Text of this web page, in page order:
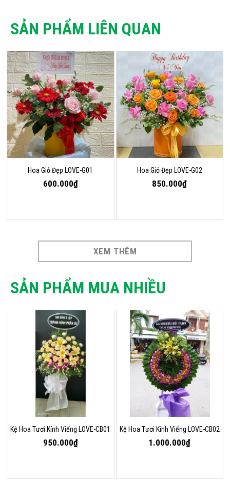
SẢN PHẨM LIÊN QUAN
Hoa Giỏ Đẹp LOVE-G01
600.000₫
Hoa Giỏ Đẹp LOVE-G02
850.000₫
XEM THÊM
SẢN PHẨM MUA NHIỀU
Kệ Hoa Tươi Kính Viếng LOVE-CB01
950.000₫
Kệ Hoa Tươi Kính Viếng LOVE-CB02
1.000.000₫